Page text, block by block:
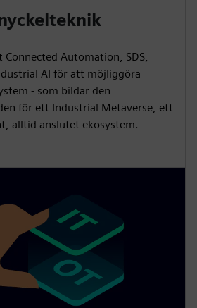
Automation, SDS,
AI för att möjliggöra
- som bildar den
för ett Industrial Metaverse, ett
alltid anslutet ekosystem.